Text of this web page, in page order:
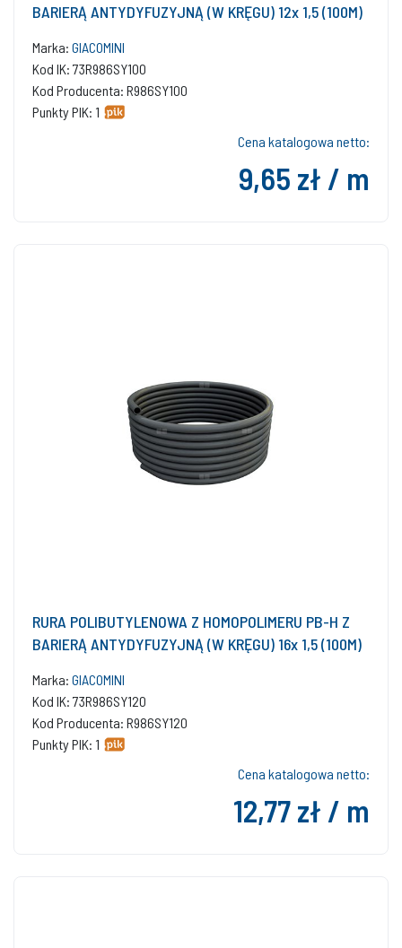
BARIERĄ ANTYDYFUZYJNĄ (W KRĘGU) 12x 1,5 (100M)
Marka: GIACOMINI
Kod IK: 73R986SY100
Kod Producenta: R986SY100
Punkty PIK: 1
Cena katalogowa netto:
9,65 zł / m
RURA POLIBUTYLENOWA Z HOMOPOLIMERU PB-H Z
BARIERĄ ANTYDYFUZYJNĄ (W KRĘGU) 16x 1,5 (100M)
Marka: GIACOMINI
Kod IK: 73R986SY120
Kod Producenta: R986SY120
Punkty PIK: 1
Cena katalogowa netto:
12,77 zł / m